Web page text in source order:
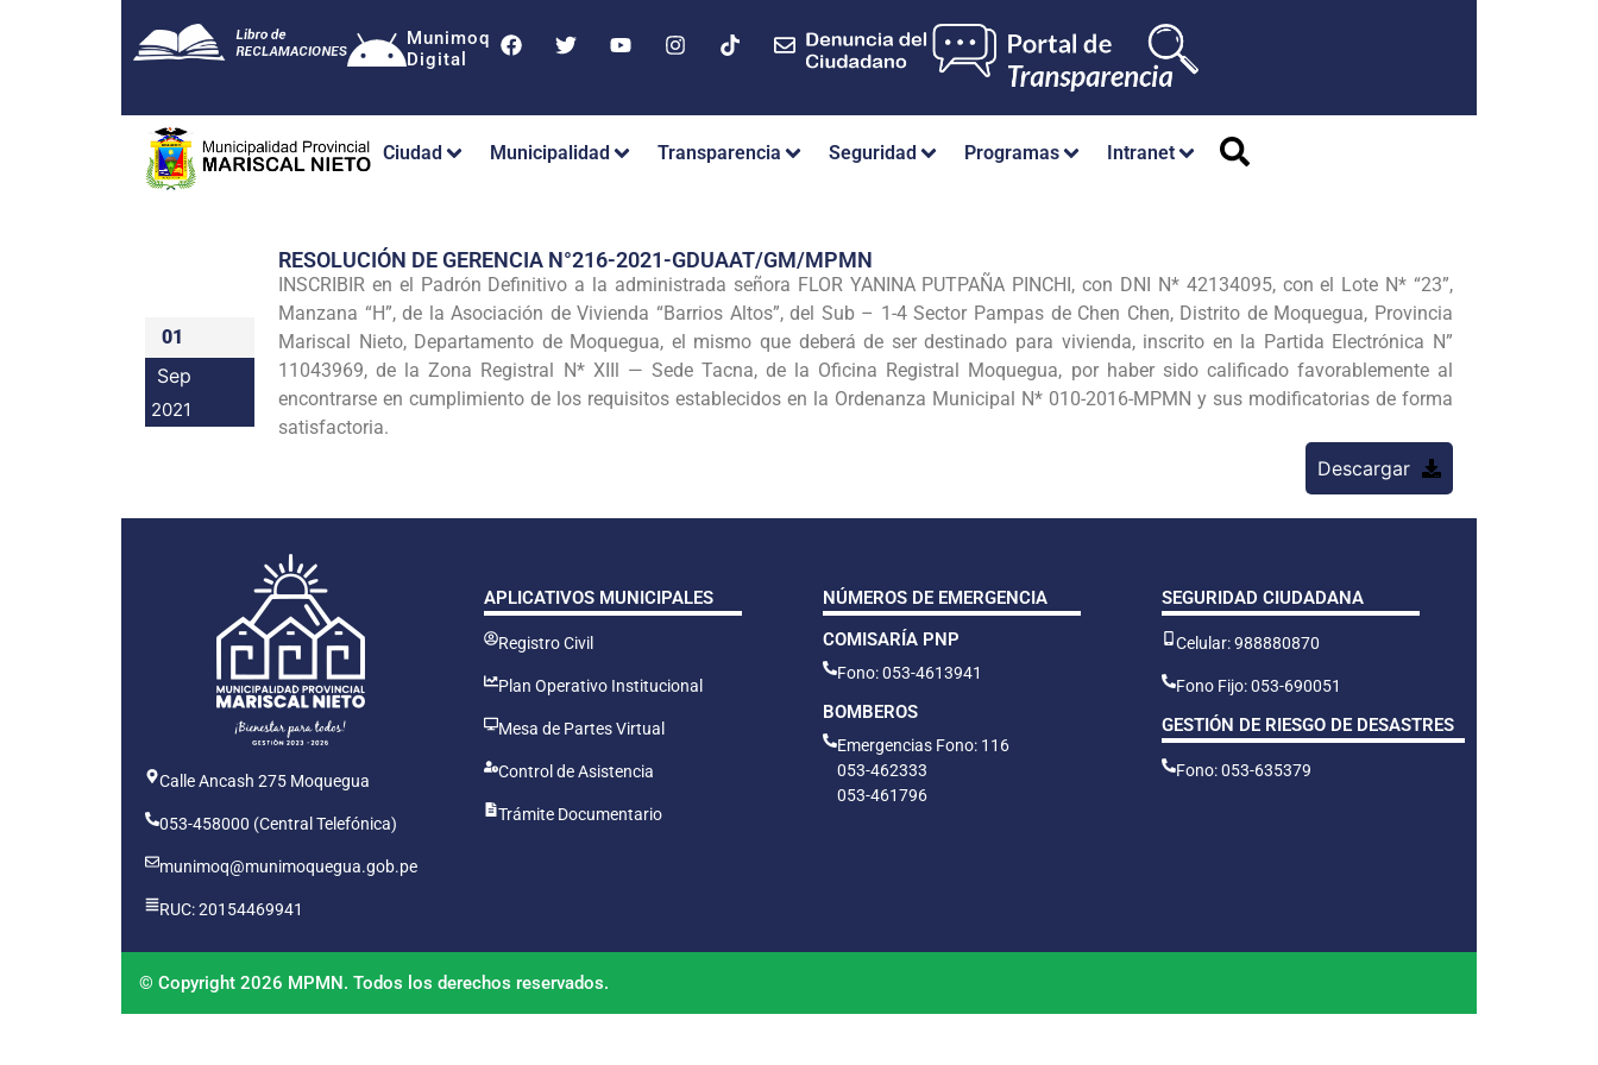
Munimoq
Digital
Ciudad Municipalidad Transparencia Seguridad Programas Intranet
01
Sep
2021
RESOLUCIÓN DE GERENCIA N°216-2021-GDUAAT/GM/MPMN
INSCRIBIR en el Padrón Definitivo a la administrada señora FLOR YANINA PUTPAÑA PINCHI, con DNI N* 42134095, con el Lote N* “23”,
Manzana “H”, de la Asociación de Vivienda “Barrios Altos”, del Sub – 1-4 Sector Pampas de Chen Chen, Distrito de Moquegua, Provincia
Mariscal Nieto, Departamento de Moquegua, el mismo que deberá de ser destinado para vivienda, inscrito en la Partida Electrónica N”
11043969, de la Zona Registral N* XIIl — Sede Tacna, de la Oficina Registral Moquegua, por haber sido calificado favorablemente al
encontrarse en cumplimiento de los requisitos establecidos en la Ordenanza Municipal N* 010-2016-MPMN y sus modificatorias de forma
satisfactoria.
Descargar
Calle Ancash 275 Moquegua
053-458000 (Central Telefónica)
munimoq@munimoquegua.gob.pe
RUC: 20154469941
APLICATIVOS MUNICIPALES
Registro Civil
Plan Operativo Institucional
Mesa de Partes Virtual
Control de Asistencia
Trámite Documentario
NÚMEROS DE EMERGENCIA
COMISARÍA PNP
Fono: 053-4613941
BOMBEROS
Emergencias Fono: 116
053-462333
053-461796
SEGURIDAD CIUDADANA
Celular: 988880870
Fono Fijo: 053-690051
GESTIÓN DE RIESGO DE DESASTRES
Fono: 053-635379
© Copyright 2026 MPMN. Todos los derechos reservados.